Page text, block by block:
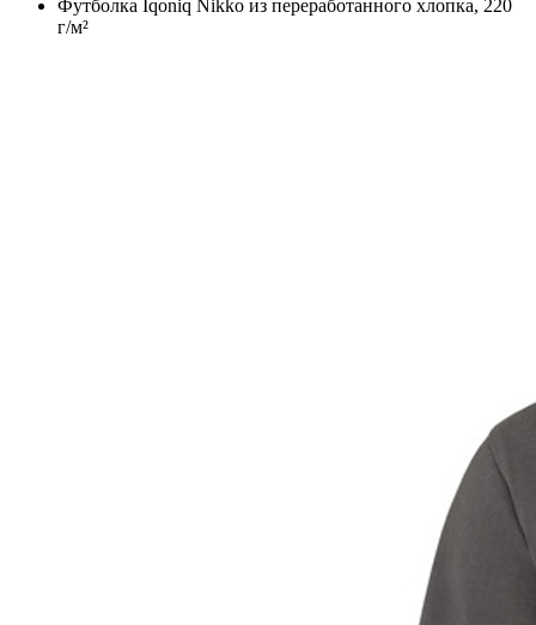
Футболка Iqoniq Nikko из переработанного хлопка, 220
г/м²